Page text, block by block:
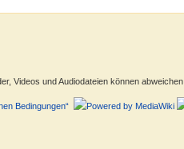
Videos und Audiodateien können abweichen.